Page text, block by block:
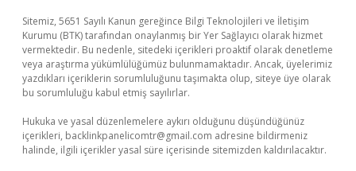
Sitemiz, 5651 Sayılı Kanun gereğince Bilgi Teknolojileri ve İletişim
Kurumu (BTK) tarafından onaylanmış bir Yer Sağlayıcı olarak hizmet
vermektedir. Bu nedenle, sitedeki içerikleri proaktif olarak denetleme
veya araştırma yükümlülüğümüz bulunmamaktadır. Ancak, üyelerimiz
yazdıkları içeriklerin sorumluluğunu taşımakta olup, siteye üye olarak
bu sorumluluğu kabul etmiş sayılırlar.
Hukuka ve yasal düzenlemelere aykırı olduğunu düşündüğünüz
içerikleri, backlinkpanelicomtr@gmail.com adresine bildirmeniz
halinde, ilgili içerikler yasal süre içerisinde sitemizden kaldırılacaktır.